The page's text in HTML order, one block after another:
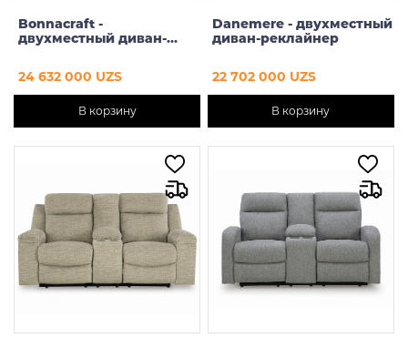
Bonnacraft -
двухместный диван-
24 632 000 UZS
В корзину
Danemere - двухместный
диван-реклайнер
22 702 000 UZS
В корзину